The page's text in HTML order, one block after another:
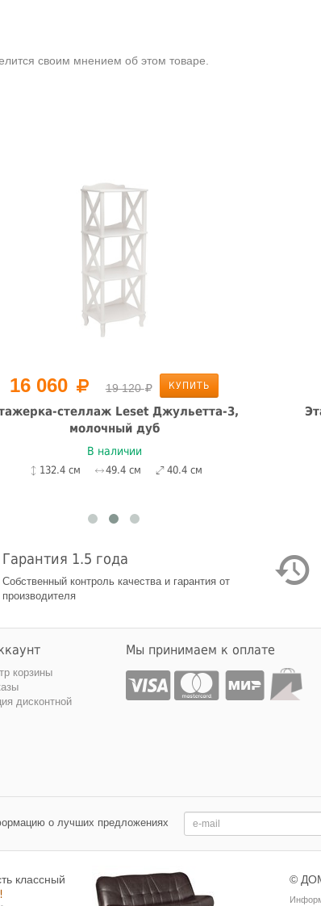
своим мнением об этом товаре.
16 060 19 120 КУПИТЬ
стеллаж Leset Джульетта-3,
молочный дуб
В наличии
132.4 см 49.4 см 40.4 см
Гарантия 1.5 года
Собственный контроль качества и гарантия от
производителя
корзины
дисконтной
Мы принимаем к оплате
о лучших предложениях
классный
©